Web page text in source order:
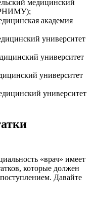
медицинский
академия
университет
университет
университет
университет
«врач» имеет
которые должен
Давайте